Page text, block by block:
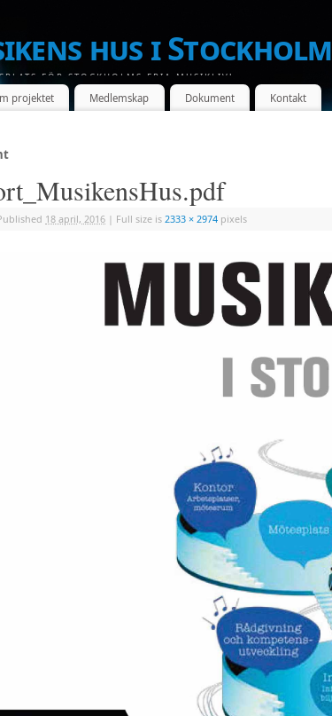
hus i Stockholm
FÖR STOCKHOLMS FRIA MUSIKLIV!
projektet Medlemskap Dokument Kontakt
18 april, 2016 | Full size is 2333 × 2974 pixels